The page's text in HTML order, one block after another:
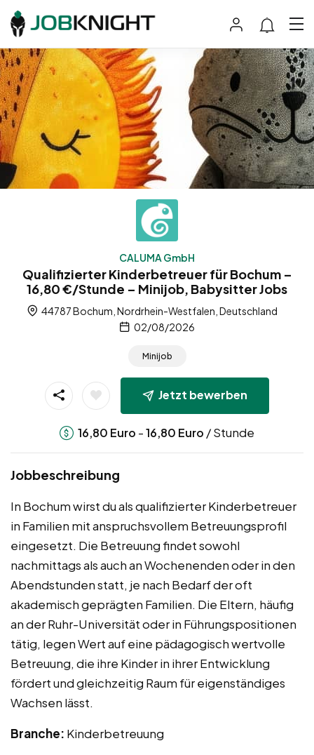
CALUMA GmbH
Qualifizierter Kinderbetreuer für Bochum –
16,80 €/Stunde – Minijob, Babysitter Jobs
44787 Bochum, Nordrhein-Westfalen, Deutschland
02/08/2026
Minijob
Jetzt bewerben
16,80 Euro -16,80 Euro / Stunde
Jobbeschreibung
In Bochum wirst du als qualifizierter Kinderbetreuer
in Familien mit anspruchsvollem Betreuungsprofil
eingesetzt. Die Betreuung findet sowohl
nachmittags als auch an Wochenenden oder in den
Abendstunden statt, je nach Bedarf der oft
akademisch geprägten Familien. Die Eltern, häufig
an der Ruhr-Universität oder in Führungspositionen
tätig, legen Wert auf eine pädagogisch wertvolle
Betreuung, die ihre Kinder in ihrer Entwicklung
fördert und gleichzeitig Raum für eigenständiges
Wachsen lässt.
Branche: Kinderbetreuung